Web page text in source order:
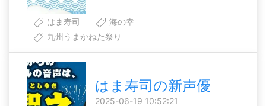
はま寿司
海の幸
九州うまかねた祭り
はま寿司の新声優
2025-06-19 10:52:21